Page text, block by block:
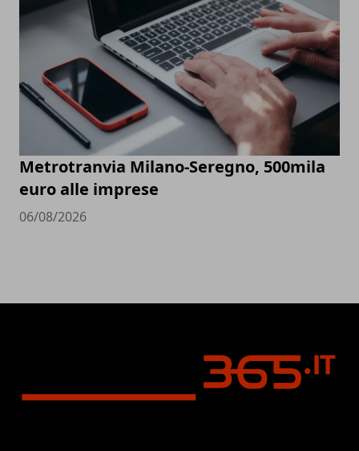
Metrotranvia Milano-Seregno, 500mila
euro alle imprese
06/08/2026